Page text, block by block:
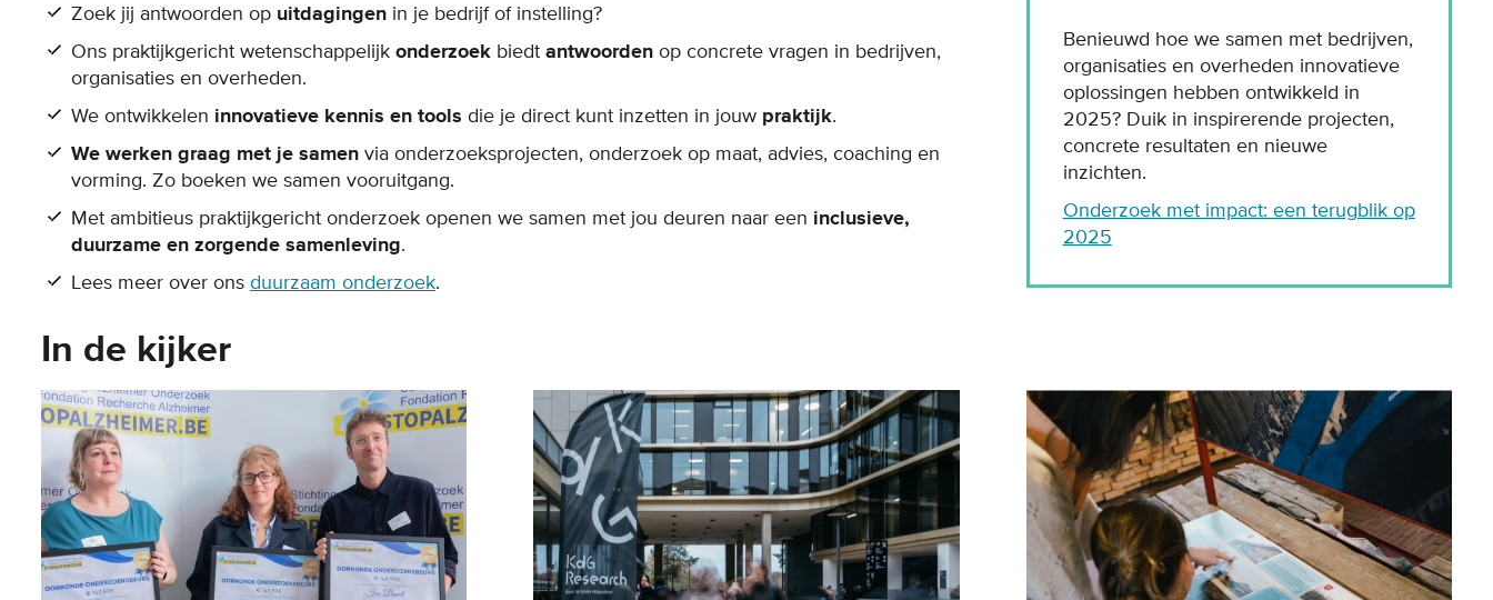
Zoek jij antwoorden op uitdagingen in je bedrijf of instelling?
Ons praktijkgericht wetenschappelijk onderzoek biedt antwoorden op concrete vragen in bedrijven,
organisaties en overheden.
We ontwikkelen innovatieve kennis en tools die je direct kunt inzetten in jouw praktijk.
We werken graag met je samen via onderzoeksprojecten, onderzoek op maat, advies, coaching en
vorming. Zo boeken we samen vooruitgang.
Met ambitieus praktijkgericht onderzoek openen we samen met jou deuren naar een inclusieve,
duurzame en zorgende samenleving.
Lees meer over ons duurzaam onderzoek.
Benieuwd hoe we samen met bedrijven,
organisaties en overheden innovatieve
oplossingen hebben ontwikkeld in
2025? Duik in inspirerende projecten,
concrete resultaten en nieuwe
inzichten.
Onderzoek met impact: een terugblik op
2025
In de kijker